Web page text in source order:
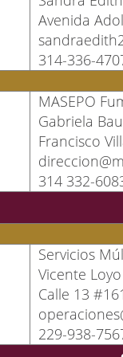
Avenida
314-336-
MASEPO
Gabriela
Francisco
314 332-
Servicios
Vicente
Calle 13
229-938-